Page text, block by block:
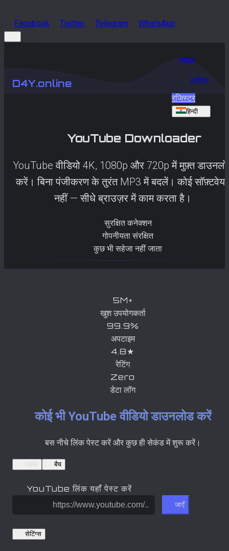
Facebook Twitter Telegram WhatsApp
D4Y.online
गाइड
लॉगिन
रजिस्टर
हिन्दी
YouTube Downloader
YouTube वीडियो 4K, 1080p और 720p में मुफ़्त
करें। बिना पंजीकरण के तुरंत MP3 में बदलें। कोई सॉफ़्टवेयर
नहीं — सीधे ब्राउज़र में काम करता है।
सुरक्षित कनेक्शन
गोपनीयता संरक्षित
कुछ भी सहेजा नहीं जाता
5M+
खुश उपयोगकर्ता
99.9%
अपटाइम
4.8★
रेटिंग
Zero
डेटा लॉग
कोई भी YouTube वीडियो डाउनलोड करें
बस नीचे लिंक पेस्ट करें और कुछ ही सेकंड में शुरू करें।
बैच
YouTube लिंक यहाँ पेस्ट करें
जाएँ
सेटिंग्स